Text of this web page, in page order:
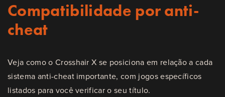
Compatibilidade por anti-
cheat
Veja como o Crosshair X se posiciona em relação a cada
sistema anti-cheat importante, com jogos específicos
listados para você verificar o seu título.